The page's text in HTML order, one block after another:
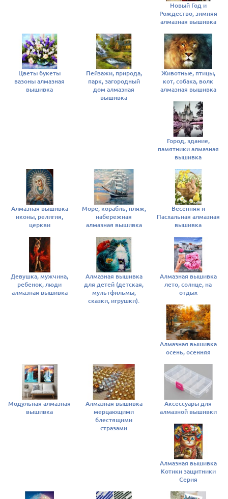
Новый Год и
Рождество, зимняя
алмазная вышивка
Цветы букеты
вазоны алмазная
вышивка
Пейзажи, природа,
парк, загородный
дом алмазная
вышивка
Животные, птицы,
кот, собака, волк
алмазная вышивка
Город, здание,
памятники алмазная
вышивка
Алмазная вышивка
иконы, религия,
церкви
Море, корабль, пляж,
набережная
алмазная вышивка
Весенняя и
Пасхальная алмазная
вышивка
Девушка, мужчина,
ребенок, люди
алмазная вышивка
Алмазная вышивка
для детей (детская,
мультфильмы,
сказки, игрушки).
Алмазная вышивка
лето, солнце, на
отдых
Алмазная вышивка
осень, осенняя
Модульная алмазная
вышивка
Алмазная вышивка
мерцающими
блестящими
стразами
Аксессуары для
алмазной вышивки
Алмазная вышивка
Котики защитники
Серия